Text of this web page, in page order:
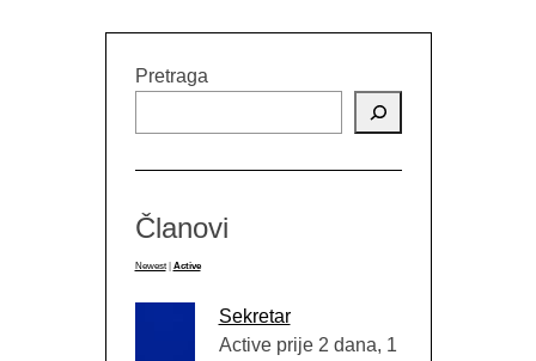
Pretraga
Članovi
Newest Active
Sekretar
Active prije 2 dana, 1